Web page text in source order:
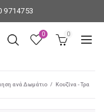
9714753
0 0
ανά Δωμάτιο Κουζίνα -